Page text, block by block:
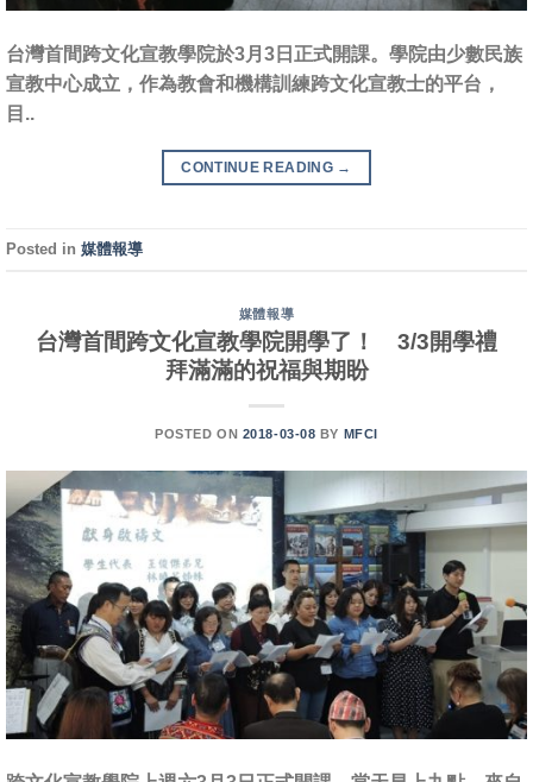
台灣首間跨文化宣教學院於3月3日正式開課。學院由少數民族
宣教中心成立，作為教會和機構訓練跨文化宣教士的平台，
目..
CONTINUE READING →
Posted in 媒體報導
媒體報導
台灣首間跨文化宣教學院開學了！ 3/3開學禮
拜滿滿的祝福與期盼
POSTED ON 2018-03-08 BY MFCI